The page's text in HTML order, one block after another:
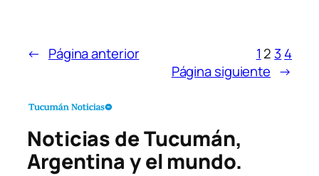
← Página anterior 1 2 3 4
Página siguiente →
Noticias de Tucumán,
Argentina y el mundo.